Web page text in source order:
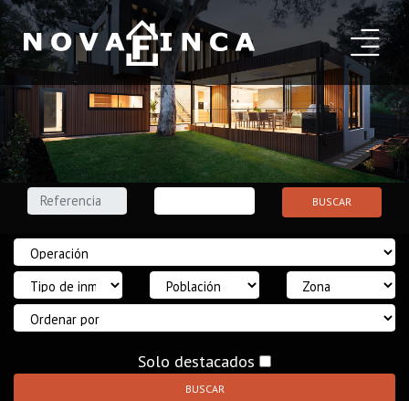
BUSCAR
Solo destacados
BUSCAR